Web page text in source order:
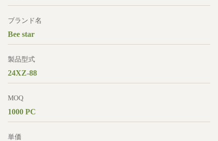
ブランド名
Bee star
製品型式
24XZ-88
MOQ
1000 PC
単価